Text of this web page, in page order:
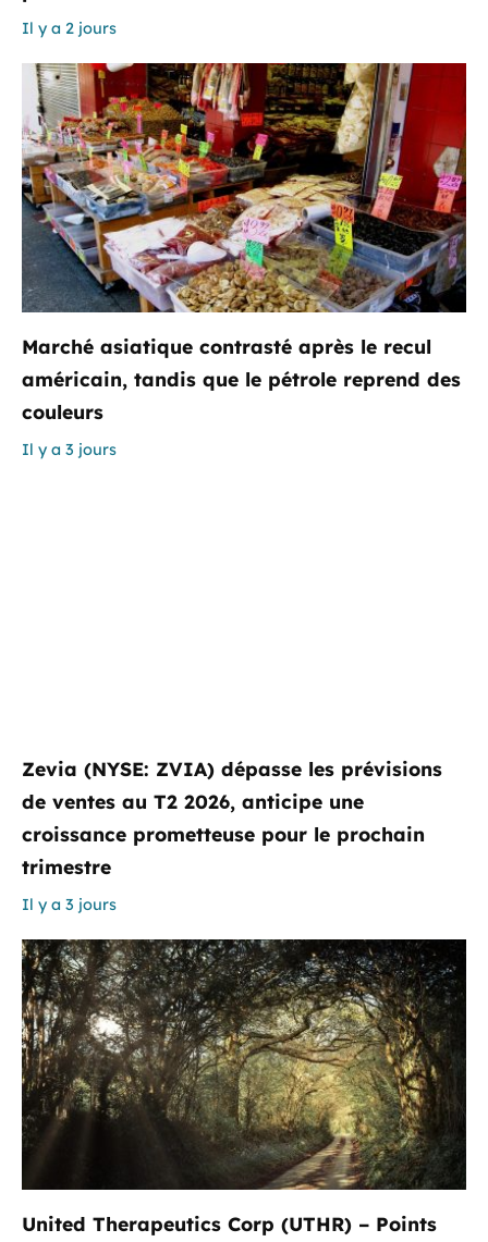
Il y a 2 jours
Marché asiatique contrasté après le recul
américain, tandis que le pétrole reprend des
couleurs
Il y a 3 jours
Zevia (NYSE: ZVIA) dépasse les prévisions
de ventes au T2 2026, anticipe une
croissance prometteuse pour le prochain
trimestre
Il y a 3 jours
United Therapeutics Corp (UTHR) – Points